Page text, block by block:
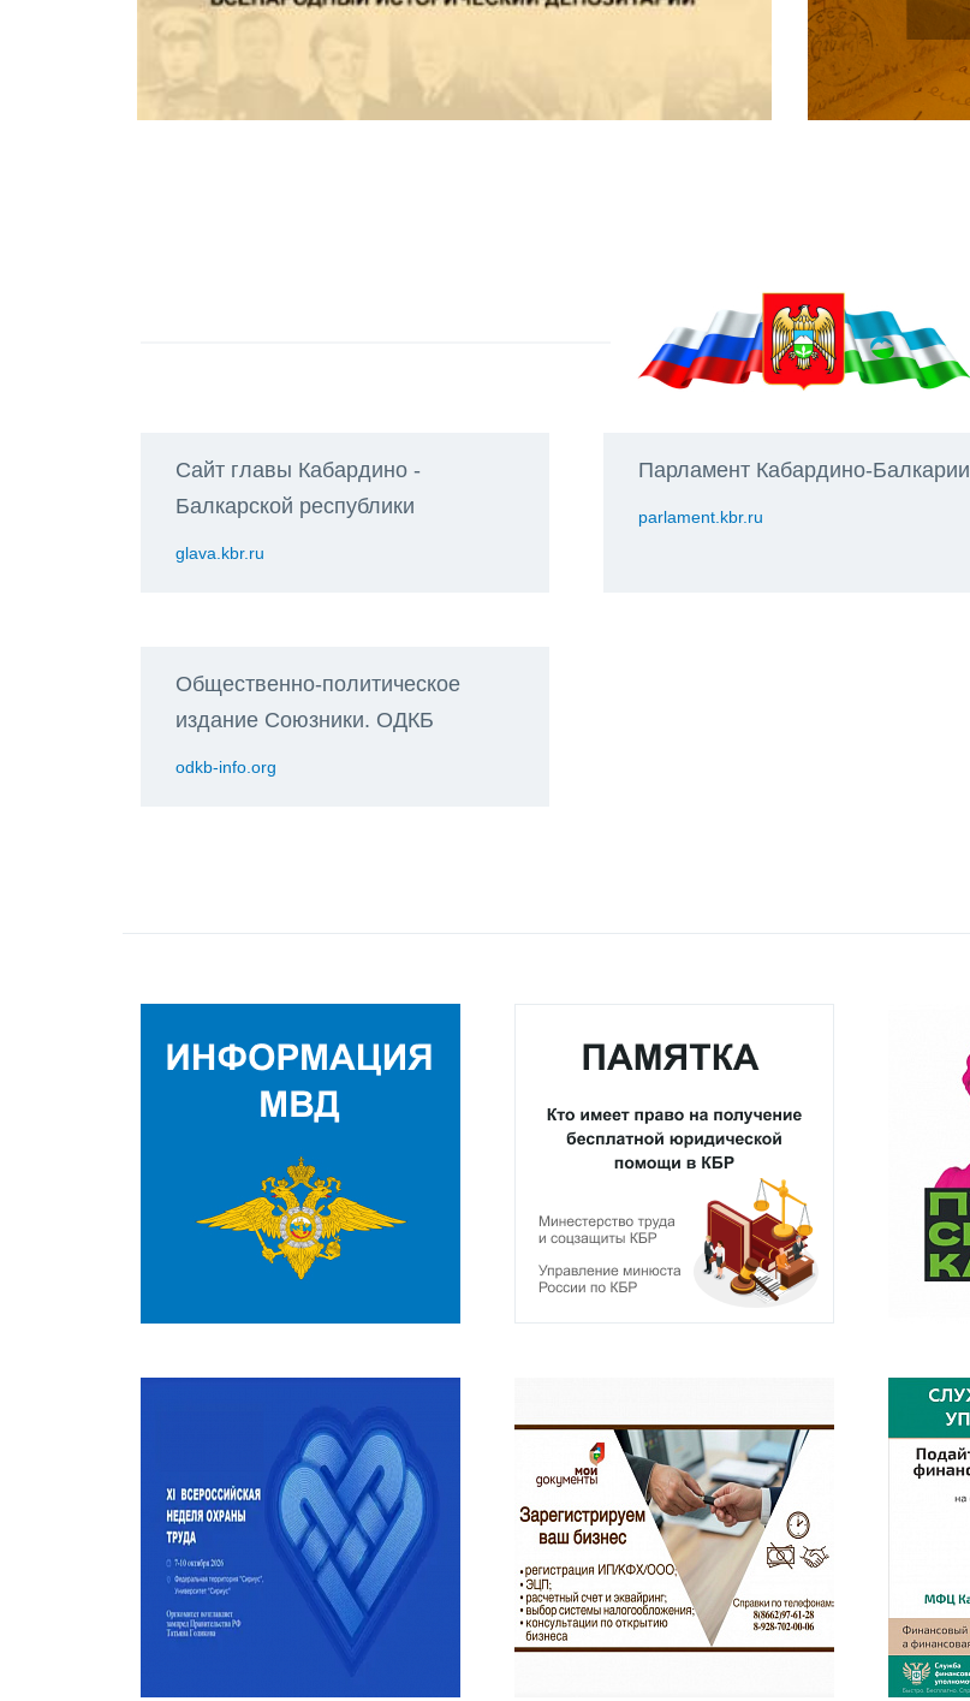
Сайт главы Кабардино -
Балкарской республики
glava.kbr.ru
Парламент Кабардино-Балкарии
parlament.kbr.ru
Общественно-политическое
издание Союзники. ОДКБ
odkb-info.org